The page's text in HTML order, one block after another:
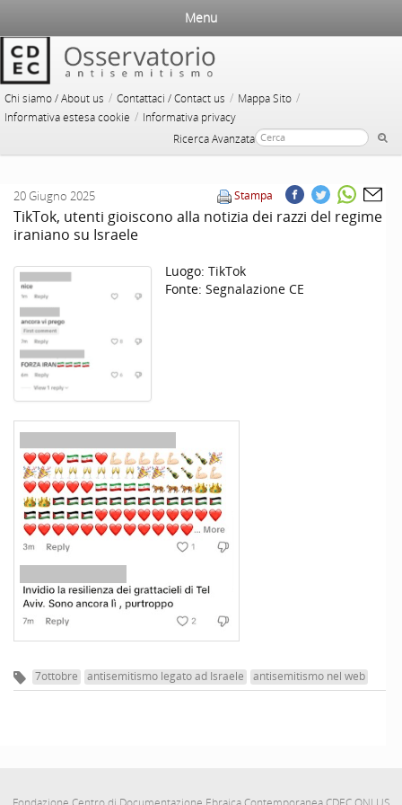
Chi siamo / About us / Contattaci / Contact us / Mappa Sito /
Informativa estesa cookie / Informativa privacy
Ricerca Avanzata
Menu
Stampa
20 Giugno 2025
TikTok, utenti gioiscono alla notizia dei razzi del regime
iraniano su Israele
Luogo: TikTok
Fonte: Segnalazione CE
7ottobre antisemitismo legato ad Israele antisemitismo nel web